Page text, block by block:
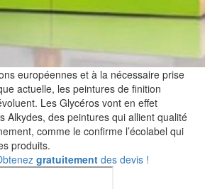
européennes et à la nécessaire prise
actuelle, les peintures de finition
Les Glycéros vont en effet
Alkydes, des peintures qui allient qualité
comme le confirme l’écolabel qui
produits.
gratuitement des devis !